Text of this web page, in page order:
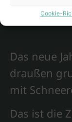
Cookie-
Das neue
draußen
mit
Das ist die